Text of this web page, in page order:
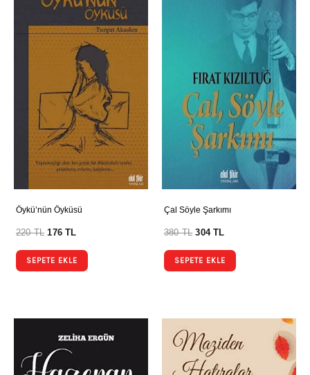
Öykü’nün Öyküsü
220TL 176TL
SEPETE EKLE
Çal Söyle Şarkımı
380TL 304TL
SEPETE EKLE